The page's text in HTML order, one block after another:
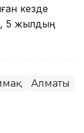
кезде
5 жылдың
Алматы